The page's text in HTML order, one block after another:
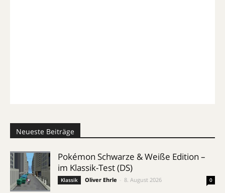
Neueste Beiträge
Pokémon Schwarze & Weiße Edition –
im Klassik-Test (DS)
Klassik Oliver Ehrle 8. August 2026 0